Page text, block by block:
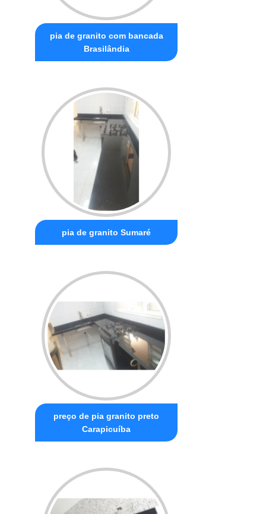
pia de granito com bancada
Brasilândia
pia de granito Sumaré
preço de pia granito preto
Carapicuíba